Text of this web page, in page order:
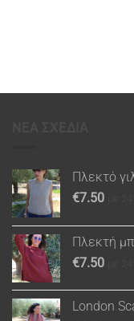
Πλεκτό
€7.50
Πλεκτή
€7.50
London